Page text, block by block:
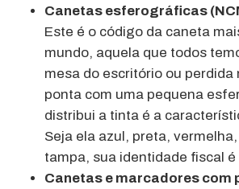
Canetas esferográficas
Este é o código da caneta
mundo, aquela que todos
mesa do escritório ou perdida
ponta com uma pequena
distribui a tinta é a
Seja ela azul, preta,
tampa, sua identidade fiscal é
Canetas e marcadores com